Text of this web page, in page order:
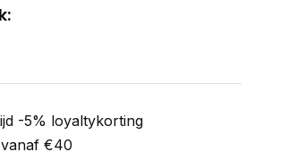
-5% loyaltykorting
€40